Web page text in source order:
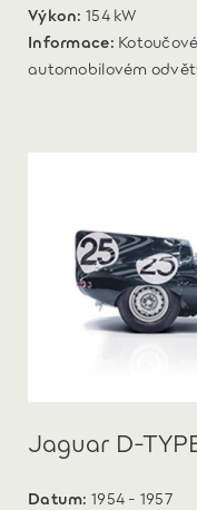
Výkon: 154 kW
Informace:
automobilovém
Jaguar D-
Datum: 1954 - 1957